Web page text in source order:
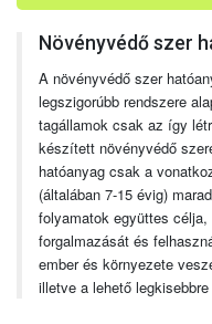
Növényvédő szer
A növényvédő szer
legszigorúbb rendszere
tagállamok csak az így
készített növényvédő
hatóanyag csak a
(általában 7-15 évig)
folyamatok együttes
forgalmazását és
ember és környezete
illetve a lehető